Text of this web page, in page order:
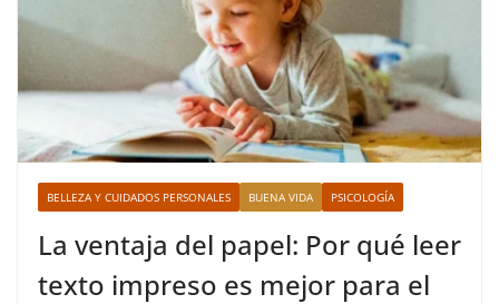
BELLEZA Y CUIDADOS PERSONALES BUENA VIDA PSICOLOGÍA
La ventaja del papel: Por qué leer
texto impreso es mejor para el